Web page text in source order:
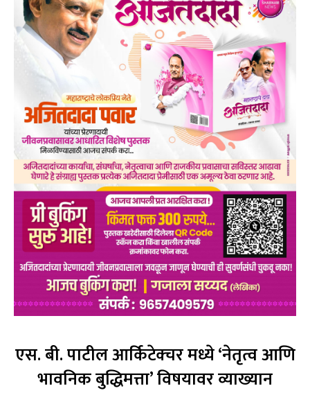
एस. बी. पाटील आर्किटेक्चर मध्ये ‘नेतृत्व आणि
भावनिक बुद्धिमत्ता’ विषयावर व्याख्यान